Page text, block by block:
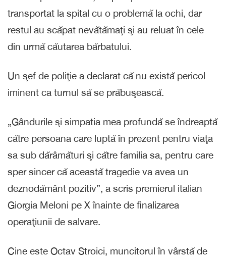
transportat la spital cu o problemă la ochi, dar
restul au scăpat nevătămaţi şi au reluat în cele
din urmă căutarea bărbatului.
Un şef de poliţie a declarat că nu există pericol
iminent ca turnul să se prăbuşească.
„Gândurile şi simpatia mea profundă se îndreaptă
către persoana care luptă în prezent pentru viaţa
sa sub dărâmături şi către familia sa, pentru care
sper sincer că această tragedie va avea un
deznodământ pozitiv”, a scris premierul italian
Giorgia Meloni pe X înainte de finalizarea
operaţiunii de salvare.
Cine este Octav Stroici, muncitorul în vârstă de